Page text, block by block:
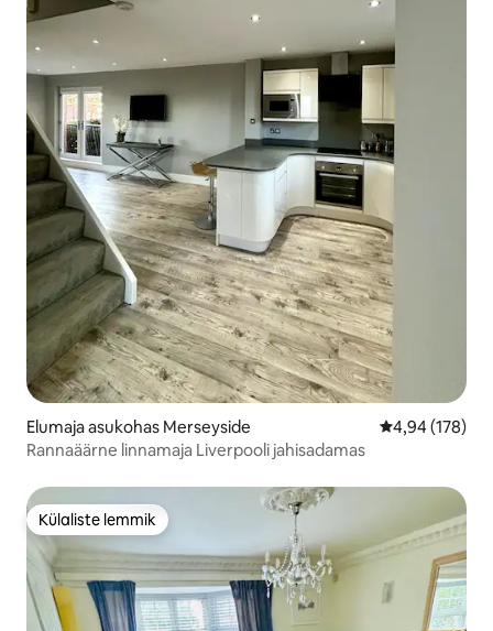
Elumaja asukohas Merseyside Keskmine
4,94 (178)
Rannaäärne linnamaja Liverpooli jahisadamas
Külaliste lemmik
Külaliste lemmik